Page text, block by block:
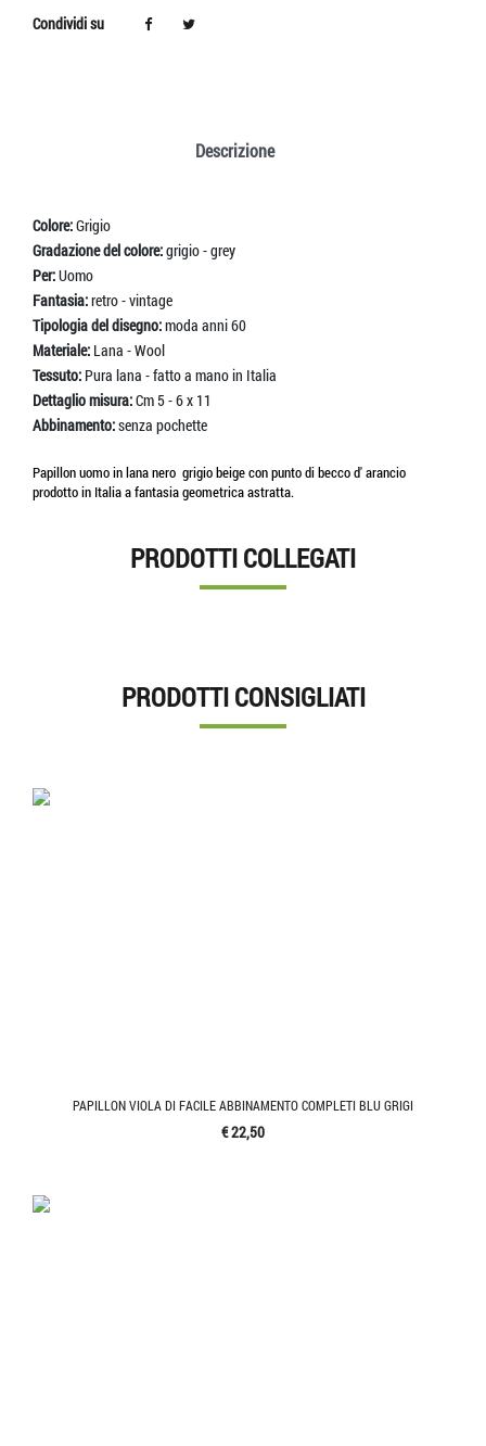
Condividi su
Descrizione
Colore:Grigio
Gradazione del colore:grigio - grey
Per:Uomo
Fantasia:retro - vintage
Tipologia del disegno:moda anni 60
Materiale: Lana - Wool
Tessuto: Pura lana - fatto a mano in Italia
Dettaglio misura:Cm 5 - 6 x 11
Abbinamento:senza pochette
Papillon uomo in lana nero grigio beige con punto di becco d' arancio
prodotto in Italia a fantasia geometrica astratta.
PRODOTTI COLLEGATI
PRODOTTI CONSIGLIATI
PAPILLON VIOLA DI FACILE ABBINAMENTO COMPLETI BLU GRIGI
€ 22,50